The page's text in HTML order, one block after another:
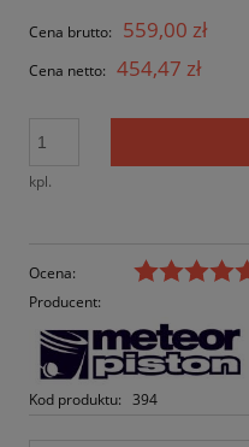
Cena brutto: 559,00 zł
Cena netto: 454,47 zł
kpl.
Ocena:
Producent:
Kod produktu: 394